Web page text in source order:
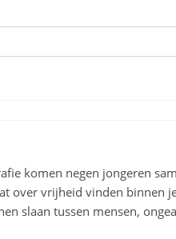
komen negen jongeren
over vrijheid vinden binnen
slaan tussen mensen,